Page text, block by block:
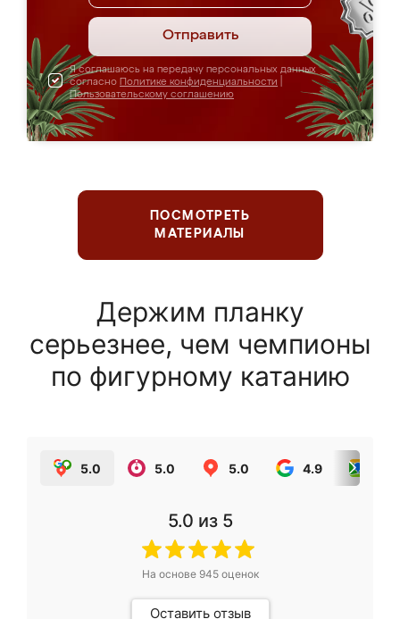
Отправить
Я соглашаюсь на передачу персональных данных
согласно Политике конфиденциальности
Пользовательскому соглашению
ПОСМОТРЕТЬ
МАТЕРИАЛЫ
Держим планку
серьезнее, чем чемпионы
по фигурному катанию
5.0 5.0 5.0 4.9
5.0 из 5
На основе 945оценок
Оставить отзыв